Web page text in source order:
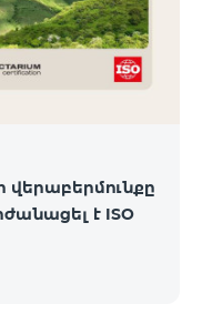
է ISO